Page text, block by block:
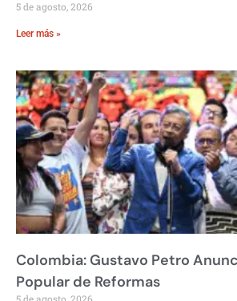
5 de agosto, 2026
Leer más »
Colombia: Gustavo Petro
Popular de Reformas